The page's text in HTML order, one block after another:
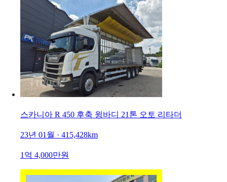
스카니아 R 450 후축 윙바디 21톤 오토 리타더
23년 01월 · 415,428km
1억 4,000만원